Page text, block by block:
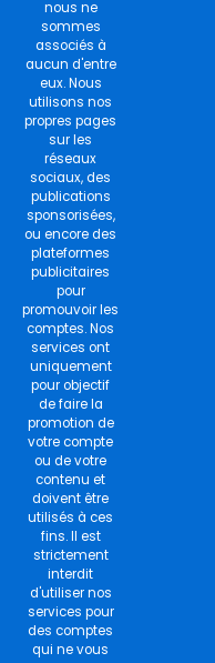
nous ne
sommes
associés à
aucun d'entre
eux. Nous
utilisons nos
propres pages
sur les
réseaux
sociaux, des
publications
sponsorisées,
ou encore des
plateformes
publicitaires
pour
promouvoir les
comptes. Nos
services ont
uniquement
pour objectif
de faire la
promotion de
votre compte
ou de votre
contenu et
doivent être
utilisés à ces
fins. Il est
strictement
interdit
d'utiliser nos
services pour
des comptes
qui ne vous